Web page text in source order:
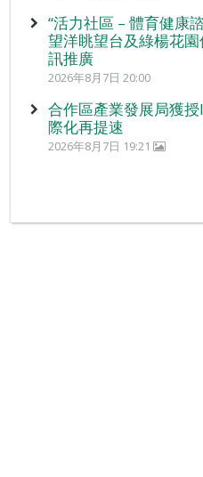
“活力社區 – 體育健康
望洋眺望台及綠楊花
訊推廣
2026年8月7日 20:00
合作區產業發展局獲
際化再提速
2026年8月7日 19:21